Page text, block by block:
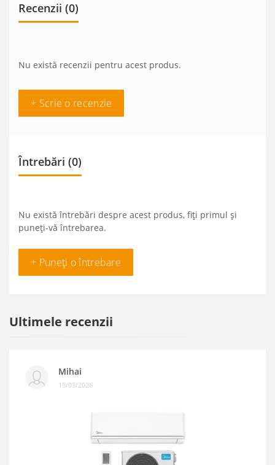
Recenzii (0)
Nu există recenzii pentru acest produs.
+ Scrie o recenzie
Întrebări (0)
Nu există întrebări despre acest produs, fiți primul și
puneți-vă întrebarea.
+ Puneți o întrebare
Ultimele recenzii
Mihai
15/05/2026